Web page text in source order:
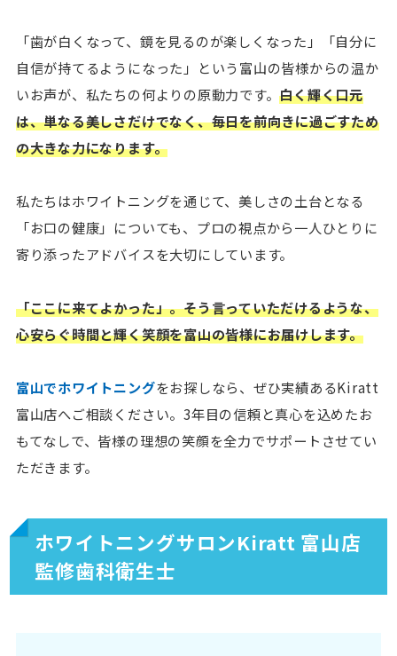
「歯が白くなって、鏡を見るのが楽しくなった」「自分に
自信が持てるようになった」という富山の皆様からの温か
いお声が、私たちの何よりの原動力です。白く輝く口元
は、単なる美しさだけでなく、毎日を前向きに過ごすため
の大きな力になります。
私たちはホワイトニングを通じて、美しさの土台となる
「お口の健康」についても、プロの視点から一人ひとりに
寄り添ったアドバイスを大切にしています。
「ここに来てよかった」。そう言っていただけるような、
心安らぐ時間と輝く笑顔を富山の皆様にお届けします。
富山でホワイトニングをお探しなら、ぜひ実績あるKiratt
富山店へご相談ください。3年目の信頼と真心を込めたお
もてなしで、皆様の理想の笑顔を全力でサポートさせてい
ただきます。
ホワイトニングサロンKiratt 富山店
監修歯科衛生士